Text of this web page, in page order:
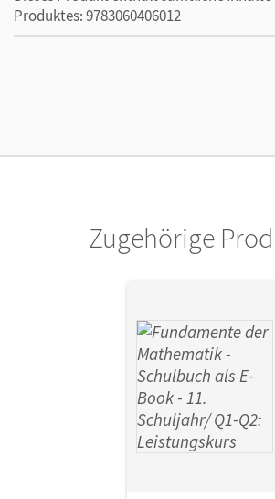
Produktes: 9783060406012
Unterrichtsmanagers solange das
Zugehörige